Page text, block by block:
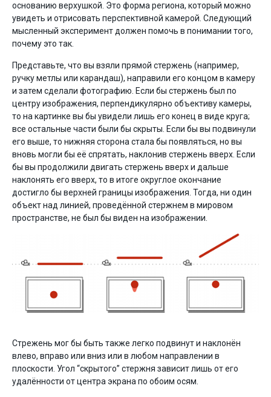
основанию верхушкой. Это форма региона, который можно
увидеть и отрисовать перспективной камерой. Следующий
мысленный эксперимент должен помочь в понимании того,
почему это так.
Представьте, что вы взяли прямой стержень (например,
ручку метлы или карандаш), направили его концом в камеру
и затем сделали фотографию. Если бы стержень был по
центру изображения, перпендикулярно объективу камеры,
то на картинке вы бы увидели лишь его конец в виде круга;
все остальные части были бы скрыты. Если бы вы подвинули
его выше, то нижняя сторона стала бы появляться, но вы
вновь могли бы её спрятать, наклонив стержень вверх. Если
бы вы продолжили двигать стержень вверх и дальше
наклонять его вверх, то в итоге округлое окончание
достигло бы верхней границы изображения. Тогда, ни один
объект над линией, проведённой стержнем в мировом
пространстве, не был бы виден на изображении.
Стрежень мог бы быть также легко подвинут и наклонён
влево, вправо или вниз или в любом направлении в
плоскости. Угол “скрытого” стержня зависит лишь от его
удалённости от центра экрана по обоим осям.